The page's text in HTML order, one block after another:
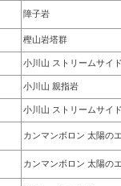
障子岩
樫山岩塔群
小川山 ストリームサイ
小川山 親指岩
小川山 ストリームサイ
カンマンボロン 太陽の
カンマンボロン 太陽の